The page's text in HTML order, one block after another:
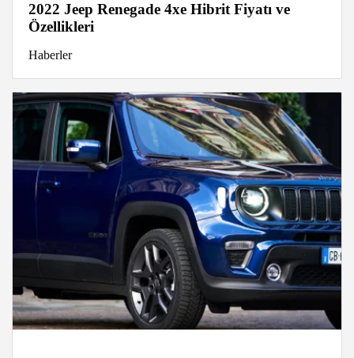
2022 Jeep Renegade 4xe Hibrit Fiyatı ve
Özellikleri
Haberler